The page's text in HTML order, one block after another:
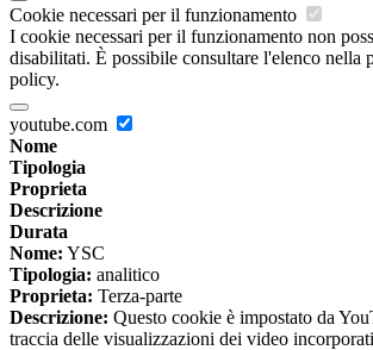
Cookie necessari per il funzionamento
I cookie necessari per il funzionamento non
disabilitati. È possibile consultare l'elenco nella
policy.
youtube.com
Nome
Tipologia
Proprieta
Descrizione
Durata
Nome: YSC
Tipologia: analitico
Proprieta: Terza-parte
Descrizione: Questo cookie è impostato da
traccia delle visualizzazioni dei video